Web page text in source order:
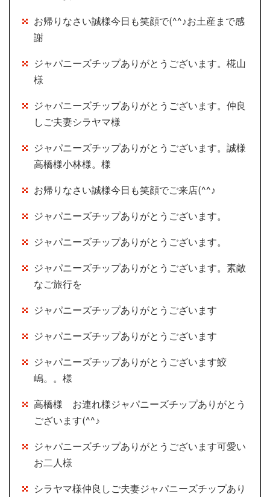
お帰りなさい誠様今日も笑顔で(^^♪お土産まで感
謝
ジャパニーズチップありがとうございます。椛山
様
ジャパニーズチップありがとうございます。仲良
しご夫妻シラヤマ様
ジャパニーズチップありがとうございます。誠様
高橋様小林様。様
お帰りなさい誠様今日も笑顔でご来店(^^♪
ジャパニーズチップありがとうございます。
ジャパニーズチップありがとうございます。
ジャパニーズチップありがとうございます。素敵
なご旅行を
ジャパニーズチップありがとうございます
ジャパニーズチップありがとうございます
ジャパニーズチップありがとうございます鮫
嶋。。様
高橋様 お連れ様ジャパニーズチップありがとう
ございます(^^♪
ジャパニーズチップありがとうございます可愛い
お二人様
シラヤマ様仲良しご夫妻ジャパニーズチップあり